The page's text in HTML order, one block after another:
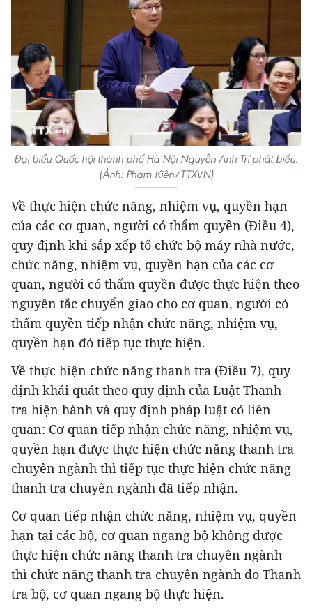
Đại biểu Quốc hội thành phố Hà Nội Nguyễn Anh Trí phát biểu.
(Ảnh: Phạm Kiên/TTXVN)
Về thực hiện chức năng, nhiệm vụ, quyền hạn
của các cơ quan, người có thẩm quyền (Điều 4),
quy định khi sắp xếp tổ chức bộ máy nhà nước,
chức năng, nhiệm vụ, quyền hạn của các cơ
quan, người có thẩm quyền được thực hiện theo
nguyên tắc chuyển giao cho cơ quan, người có
thẩm quyền tiếp nhận chức năng, nhiệm vụ,
quyền hạn đó tiếp tục thực hiện.
Về thực hiện chức năng thanh tra (Điều 7), quy
định khái quát theo quy định của Luật Thanh
tra hiện hành và quy định pháp luật có liên
quan: Cơ quan tiếp nhận chức năng, nhiệm vụ,
quyền hạn được thực hiện chức năng thanh tra
chuyên ngành thì tiếp tục thực hiện chức năng
thanh tra chuyên ngành đã tiếp nhận.
Cơ quan tiếp nhận chức năng, nhiệm vụ, quyền
hạn tại các bộ, cơ quan ngang bộ không được
thực hiện chức năng thanh tra chuyên ngành
thì chức năng thanh tra chuyên ngành do Thanh
tra bộ, cơ quan ngang bộ thực hiện.